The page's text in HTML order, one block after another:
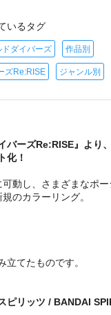
いるタグ
ダイバーズ 作品別
ズRe:RISE ジャンル別
バーズRe:RISE』より
化！
動し、さまざまなポー
のカラーリング。
てたものです。
ピリッツ / BANDAI